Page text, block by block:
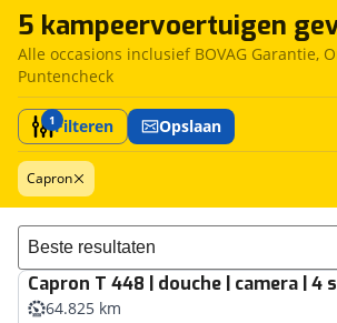
5 kampeervoertuigen
Alle occasions inclusief BOVAG Garantie,
Puntencheck
1Filteren Opslaan
Capron
Sorteer resultaten
Capron T 448 | douche | camera |
64.825 km